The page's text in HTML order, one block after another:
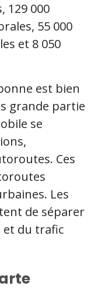
129 000
55 000
et 8 050
est bien
grande partie
se
Ces
Les
de séparer
et du trafic